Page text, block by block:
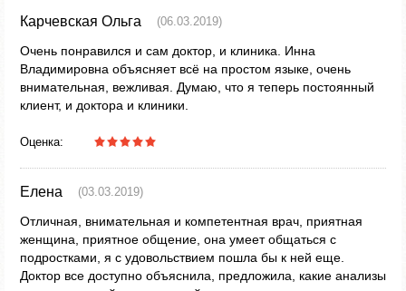
Карчевская Ольга (06.03.2019)
Очень понравился и сам доктор, и клиника. Инна
Владимировна объясняет всё на простом языке, очень
внимательная, вежливая. Думаю, что я теперь постоянный
клиент, и доктора и клиники.
Оценка:
Елена (03.03.2019)
Отличная, внимательная и компетентная врач, приятная
женщина, приятное общение, она умеет общаться с
подростками, я с удовольствием пошла бы к ней еще.
Доктор все доступно объяснила, предложила, какие анализы